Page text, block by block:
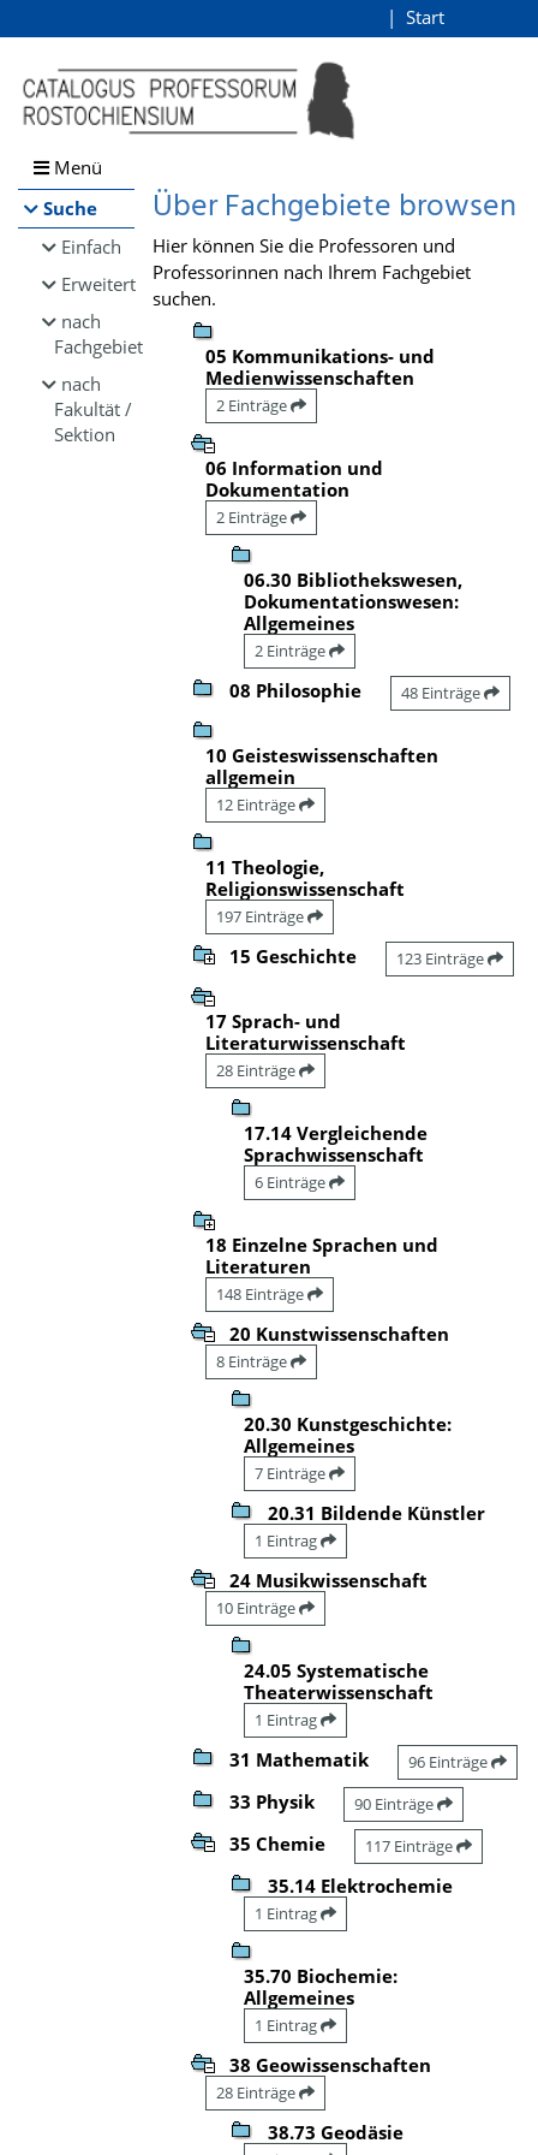
Browsen
direkt zum Inhalt
Start
Menü
Suche
Einfach
Erweitert
nach
Fachgebiet
nach
Fakultät /
Sektion
Über Fachgebiete browsen
Hier können Sie die Professoren und
Professorinnen nach Ihrem Fachgebiet
suchen.
05 Kommunikations- und
Medienwissenschaften
2 Einträge
06 Information und
Dokumentation
2 Einträge
06.30 Bibliothekswesen,
Dokumentationswesen:
Allgemeines
2 Einträge
08 Philosophie 48 Einträge
10 Geisteswissenschaften
allgemein
12 Einträge
11 Theologie,
Religionswissenschaft
197 Einträge
15 Geschichte 123 Einträge
17 Sprach- und
Literaturwissenschaft
28 Einträge
17.14 Vergleichende
Sprachwissenschaft
6 Einträge
18 Einzelne Sprachen und
Literaturen
148 Einträge
20 Kunstwissenschaften
8 Einträge
20.30 Kunstgeschichte:
Allgemeines
7 Einträge
20.31 Bildende Künstler
1 Eintrag
24 Musikwissenschaft
10 Einträge
24.05 Systematische
Theaterwissenschaft
1 Eintrag
31 Mathematik 96 Einträge
33 Physik 90 Einträge
35 Chemie 117 Einträge
35.14 Elektrochemie
1 Eintrag
35.70 Biochemie:
Allgemeines
1 Eintrag
38 Geowissenschaften
28 Einträge
38.73 Geodäsie